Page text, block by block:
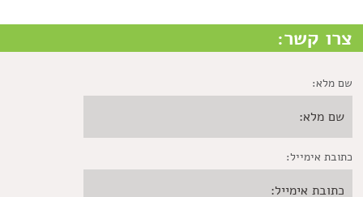
צרו קשר:
שם מלא:
כתובת אימייל: